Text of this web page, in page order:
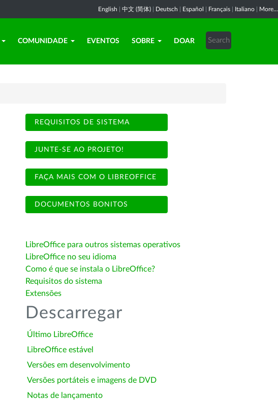
English 中文 (简体) Deutsch Español Français Italiano More...
COMUNIDADE EVENTOS SOBRE DOAR
REQUISITOS DE SISTEMA
JUNTE-SE AO PROJETO!
FAÇA MAIS COM O LIBREOFFICE
DOCUMENTOS BONITOS
LibreOffice para outros sistemas operativos
LibreOffice no seu idioma
Como é que se instala o LibreOffice?
Requisitos do sistema
Extensões
Descarregar
Último LibreOffice
LibreOffice estável
Versões em desenvolvimento
Versões portáteis e imagens de DVD
Notas de lançamento